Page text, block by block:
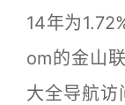
14年为
om的金山
大全导航访